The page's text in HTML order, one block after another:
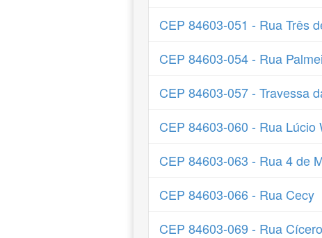
CEP 84603-051 - Rua Três
CEP 84603-054 - Rua
CEP 84603-057 - Travessa
CEP 84603-060 - Rua Lúcio
CEP 84603-063 - Rua 4 de
CEP 84603-066 - Rua Cecy
CEP 84603-069 - Rua